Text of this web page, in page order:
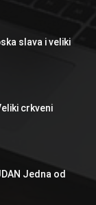
slava i veliki
crkveni
Jedna od